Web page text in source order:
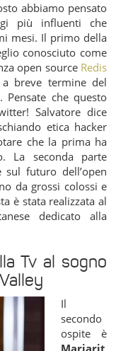
abbiamo pensato
più influenti che
mesi. Il primo della
conosciuto come
open source Redis
breve termine del
che questo
Salvatore dice
etica hacker
che la prima ha
La seconda parte
sul futuro dell’open
da grossi colossi e
è stata realizzata al
dedicato alla
Tv al sogno
Il
secondo
ospite è